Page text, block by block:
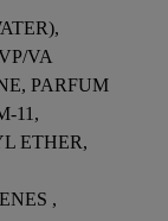
VA
PARFUM
11,
ETHER,
,